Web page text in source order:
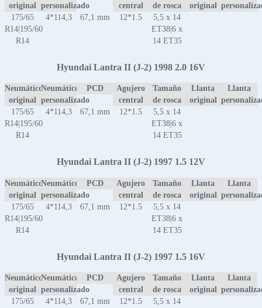
original
personalizado
central
de rosca
original
175/65
R14|195/60
R14
4*114,3 67,1 mm 12*1.5
5,5 x 14
ET38|6 x
14 ET35
Hyundai Lantra II (J-2) 1998 2.0 16V
Neumático
original
Neumático
personalizado
PCD
Agujero
central
Tamaño
de rosca
Llanta
original
Llanta
175/65
R14|195/60
R14
4*114,3 67,1 mm 12*1.5
5,5 x 14
ET38|6 x
14 ET35
Hyundai Lantra II (J-2) 1997 1.5 12V
Neumático
original
Neumático
personalizado
PCD
Agujero
central
Tamaño
de rosca
Llanta
original
Llanta
175/65
R14|195/60
R14
4*114,3 67,1 mm 12*1.5
5,5 x 14
ET38|6 x
14 ET35
Hyundai Lantra II (J-2) 1997 1.5 16V
Neumático
original
Neumático
personalizado
PCD
Agujero
central
Tamaño
de rosca
Llanta
original
Llanta
175/65
4*114,3 67,1 mm 12*1.5
5,5 x 14